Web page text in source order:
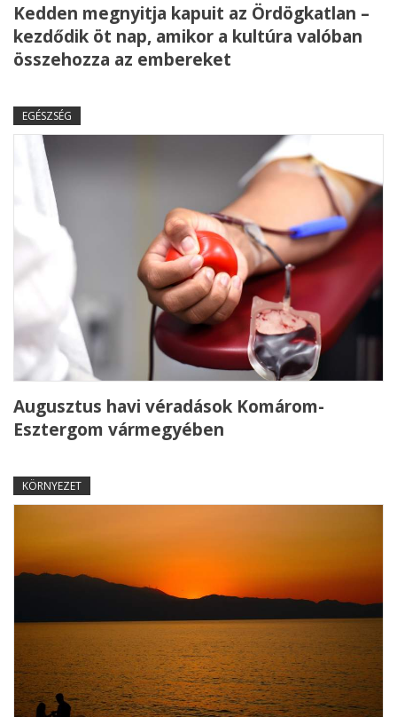
Kedden megnyitja kapuit az Ördögkatlan –
kezdődik öt nap, amikor a kultúra valóban
összehozza az embereket
EGÉSZSÉG
Augusztus havi véradások Komárom-
Esztergom vármegyében
KÖRNYEZET